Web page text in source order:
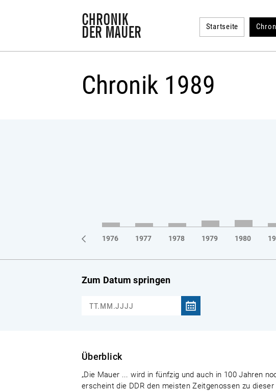
Startseite
Chronik 1989
1975 1976 1977 1978 1979 1980
Zum Datum springen
Überblick
„Die Mauer ... wird in fünfzig und auch in 100 Jahren
erscheint die DDR den meisten Zeitgenossen zu